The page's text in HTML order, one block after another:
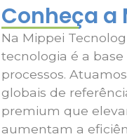
Conheça a
Na Mippei
tecnologia é a
processos.
globais de
premium que
aumentam a